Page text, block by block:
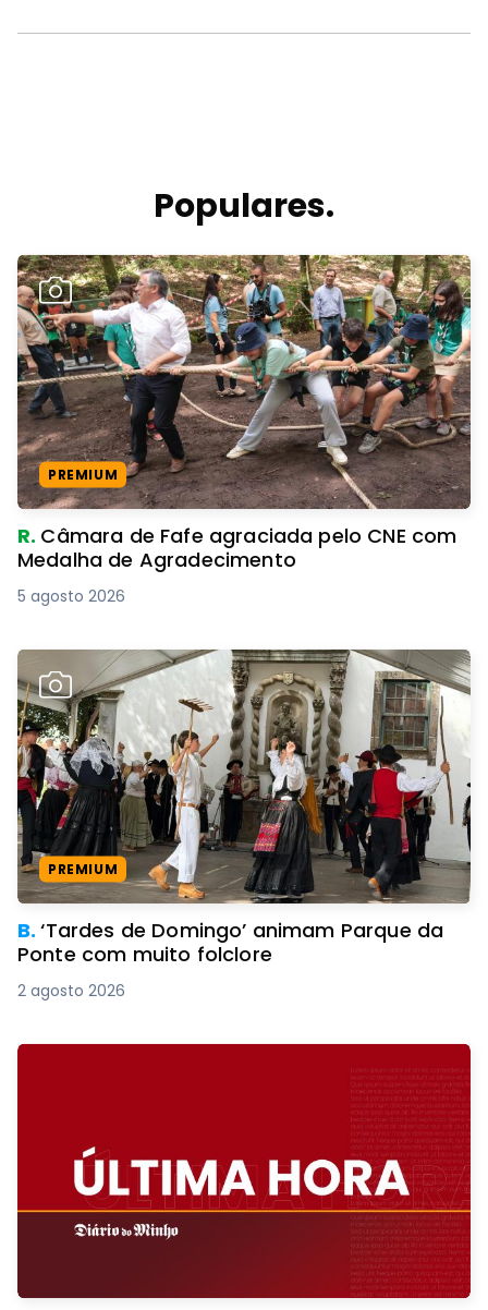
Populares.
PREMIUM
R. Câmara de Fafe agraciada pelo CNE com
Medalha de Agradecimento
5 agosto 2026
PREMIUM
B.‘Tardes de Domingo’ animam Parque da
Ponte com muito folclore
2 agosto 2026